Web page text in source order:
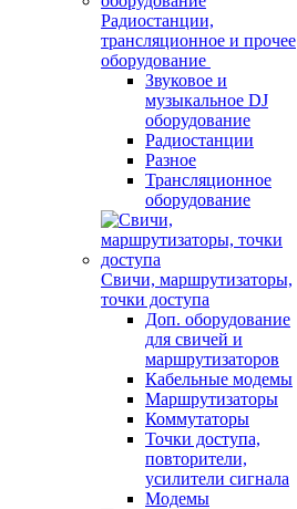
Радиостанции,
трансляционное и прочее
оборудование
Звуковое и
музыкальное DJ
оборудование
Радиостанции
Разное
Трансляционное
оборудование
Свичи, маршрутизаторы,
точки доступа
Доп. оборудование
для свичей и
маршрутизаторов
Кабельные модемы
Маршрутизаторы
Коммутаторы
Точки доступа,
повторители,
усилители сигнала
Модемы